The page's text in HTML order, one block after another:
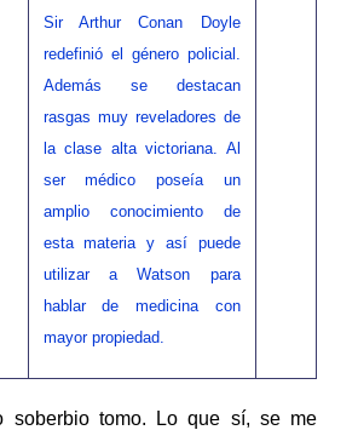
Sir Arthur Conan Doyle
redefinió el género policial.
Además se destacan
rasgas muy reveladores de
la clase alta victoriana. Al
ser médico poseía un
amplio conocimiento de
esta materia y así puede
utilizar a Watson para
hablar de medicina con
mayor propiedad.
soberbio tomo. Lo que sí, se me